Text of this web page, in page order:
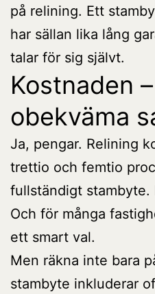
på relining. Ett
har sällan lika lång
talar för sig självt.
Kostnaden
obekväma
Ja, pengar. Relining
trettio och femtio
fullständigt
Och för många
ett smart val.
Men räkna inte bara
stambyte inkluderar